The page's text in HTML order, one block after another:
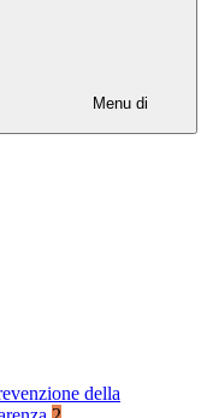
Menu di
della